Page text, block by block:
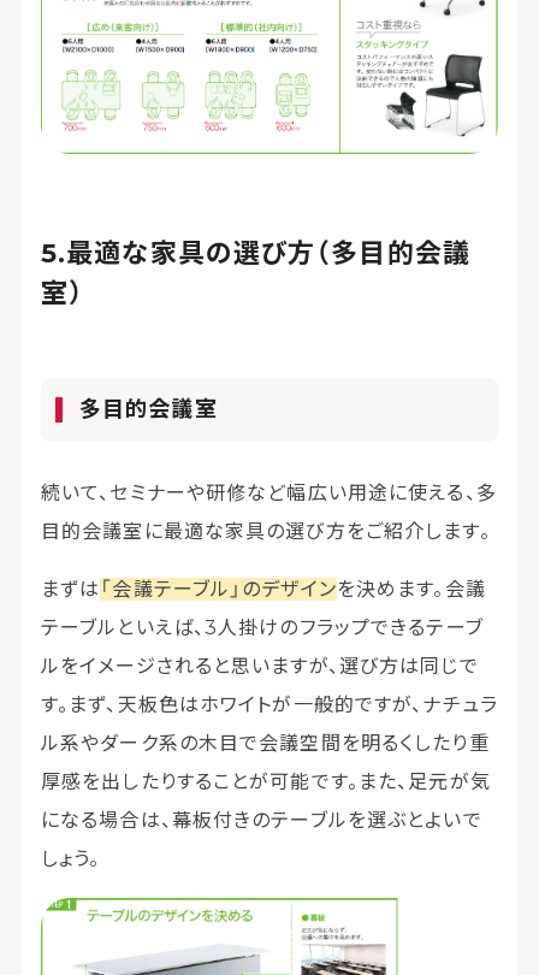
最適な家具の選び方（多目的会議
室）
多目的会議室
続いて、セミナーや研修など幅広い用途に使える、多
目的会議室に最適な家具の選び方をご紹介します。
まずは 「会議テーブル」のデザインを決めます。会議
テーブルといえば、3人掛けのフラップできるテーブ
ルをイメージされると思いますが、選び方は同じで
す。まず、天板色はホワイトが一般的ですが、ナチュラ
ル系やダーク系の木目で会議空間を明るくしたり重
厚感を出したりすることが可能です。また、足元が気
になる場合は、幕板付きのテーブルを選ぶとよいで
しょう。